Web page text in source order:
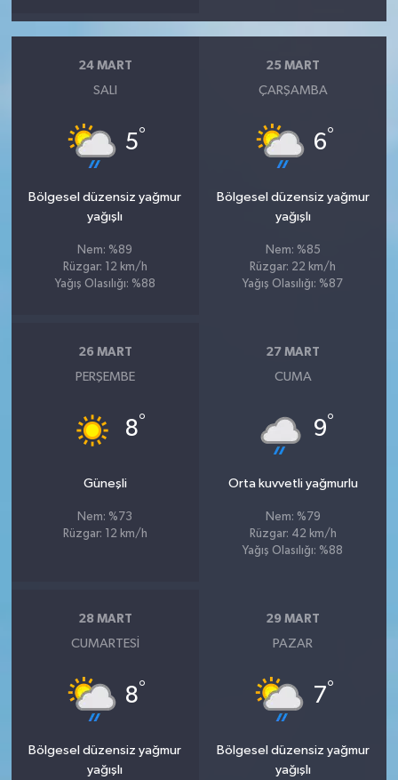
24 MART
SALI
5°
Bölgesel düzensiz yağmur
yağışlı
Nem: %89
Rüzgar: 12 km/h
Yağış Olasılığı: %88
25 MART
ÇARŞAMBA
6°
Bölgesel düzensiz yağmur
yağışlı
Nem: %85
Rüzgar: 22 km/h
Yağış Olasılığı: %87
26 MART
PERŞEMBE
8°
Güneşli
Nem: %73
Rüzgar: 12 km/h
27 MART
CUMA
9°
Orta kuvvetli yağmurlu
Nem: %79
Rüzgar: 42 km/h
Yağış Olasılığı: %88
28 MART
CUMARTESI
8°
Bölgesel düzensiz yağmur
yağışlı
29 MART
PAZAR
7°
Bölgesel düzensiz yağmur
yağışlı